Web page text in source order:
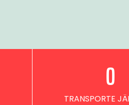
TRANSPORTE
0